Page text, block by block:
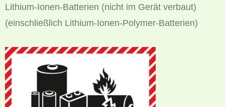
Lithium-Ionen-Batterien (nicht im Gerät verbaut)
(einschließlich Lithium-Ionen-Polymer-Batterien)